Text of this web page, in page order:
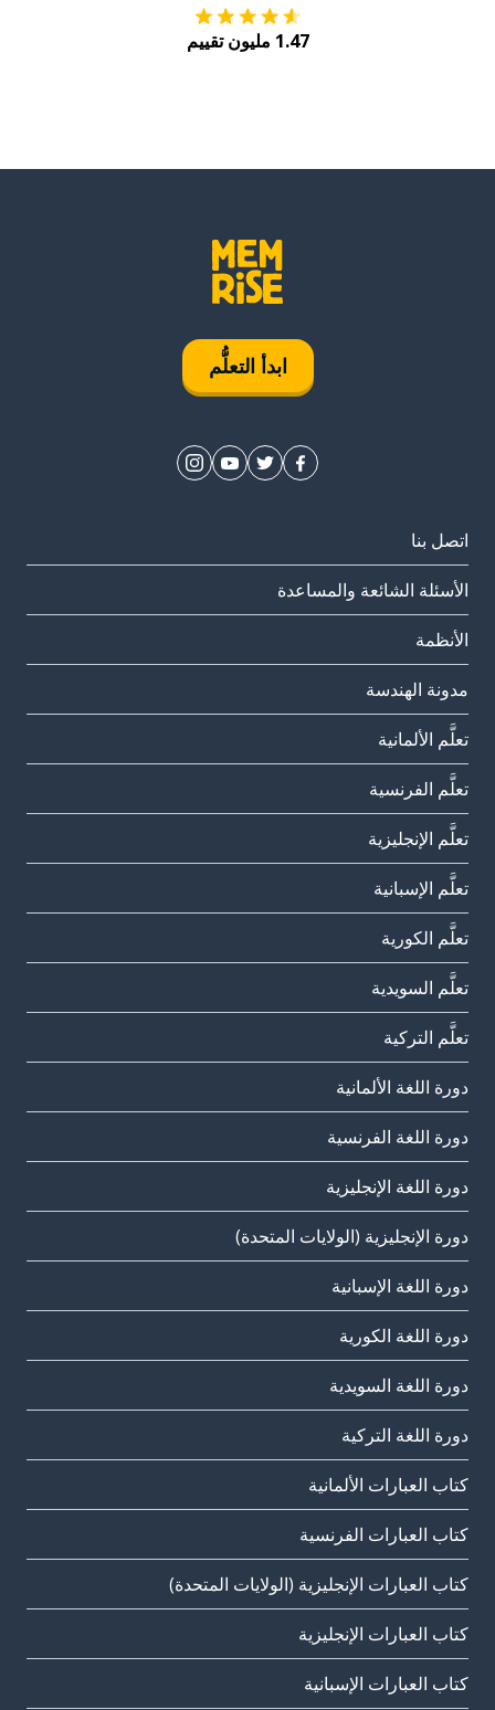
1.47 مليون تقييم
ابدأ التعلُّم
اتصل بنا
الأسئلة الشائعة والمساعدة
الأنظمة
مدونة الهندسة
تعلَّم الألمانية
تعلَّم الفرنسية
تعلَّم الإنجليزية
تعلَّم الإسبانية
تعلَّم الكورية
تعلَّم السويدية
تعلَّم التركية
دورة اللغة الألمانية
دورة اللغة الفرنسية
دورة اللغة الإنجليزية
دورة الإنجليزية (الولايات المتحدة)
دورة اللغة الإسبانية
دورة اللغة الكورية
دورة اللغة السويدية
دورة اللغة التركية
كتاب العبارات الألمانية
كتاب العبارات الفرنسية
كتاب العبارات الإنجليزية (الولايات المتحدة)
كتاب العبارات الإنجليزية
كتاب العبارات الإسبانية